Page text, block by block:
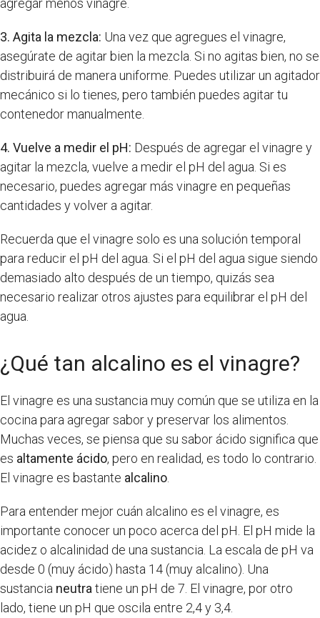
3. Agita la mezcla: Una vez que agregues el vinagre,
asegúrate de agitar bien la mezcla. Si no agitas bien, no se
distribuirá de manera uniforme. Puedes utilizar un agitador
mecánico si lo tienes, pero también puedes agitar tu
contenedor manualmente.
4. Vuelve a medir el pH: Después de agregar el vinagre y
agitar la mezcla, vuelve a medir el pH del agua. Si es
necesario, puedes agregar más vinagre en pequeñas
cantidades y volver a agitar.
Recuerda que el vinagre solo es una solución temporal
para reducir el pH del agua. Si el pH del agua sigue siendo
demasiado alto después de un tiempo, quizás sea
necesario realizar otros ajustes para equilibrar el pH del
agua.
¿Qué tan alcalino es el vinagre?
El vinagre es una sustancia muy común que se utiliza en la
cocina para agregar sabor y preservar los alimentos.
Muchas veces, se piensa que su sabor ácido significa que
es altamente ácido, pero en realidad, es todo lo contrario.
El vinagre es bastante alcalino
Para entender mejor cuán alcalino es el vinagre, es
importante conocer un poco acerca del pH. El pH mide la
acidez o alcalinidad de una sustancia. La escala de pH va
desde 0 (muy ácido) hasta 14 (muy alcalino). Una
sustancia neutra tiene un pH de 7. El vinagre, por otro
lado, tiene un pH que oscila entre 2,4 y 3,4.